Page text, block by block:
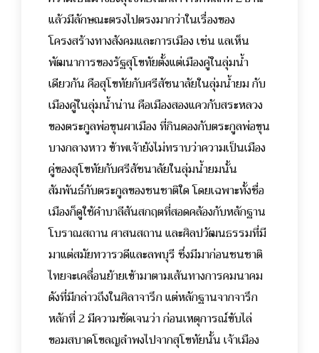
แล้วมีลักษณะตรงไปตรงมากว่าในเรื่องของ
โครงสร้างทางสังคมและการเมือง เช่น แลเห็น
พัฒนาการของรัฐสุโขทัยตั้งแต่เมืองคู่ในลุ่มน้ำ
เดียวกัน คือสุโขทัยกับศรีสัชนาลัยในลุ่มน้ำยม กับ
เมืองคู่ในลุ่มน้ำน่าน คือเมืองสองแควกับสระหลวง
ของตระกูลพ่อขุนผาเมือง ที่กินดองกับตระกูลพ่อขุน
บางกลางหาว ข้าพเจ้ายังไม่ทราบว่าความเป็นเมือง
คู่ของสุโขทัยกับศรีสัชนาลัยในลุ่มน้ำยมนั้น
สัมพันธ์กับตระกูลของชนชาติใด โดยเฉพาะทั้งชื่อ
เมืองก็ดูใช้คำบาลีสันสกฤตที่สอดคล้องกับหลักฐาน
โบราณสถาน ศาสนสถาน และศิลปวัฒนธรรมที่มี
มาแต่สมัยทวารวดีและลพบุรี ซึ่งมีมาก่อนชนชาติ
ไทยจะเคลื่อนย้ายเข้ามาตามเส้นทางการคมนาคม
ดังที่มีกล่าวถึงในศิลาจารึก แต่หลักฐานจากจารึก
หลักที่ 2 มีความชัดเจนว่า ก่อนเหตุการณ์ขับไล่
ขอมสบาดโขลญลำพงไปจากสุโขทัยนั้น เจ้าเมือง